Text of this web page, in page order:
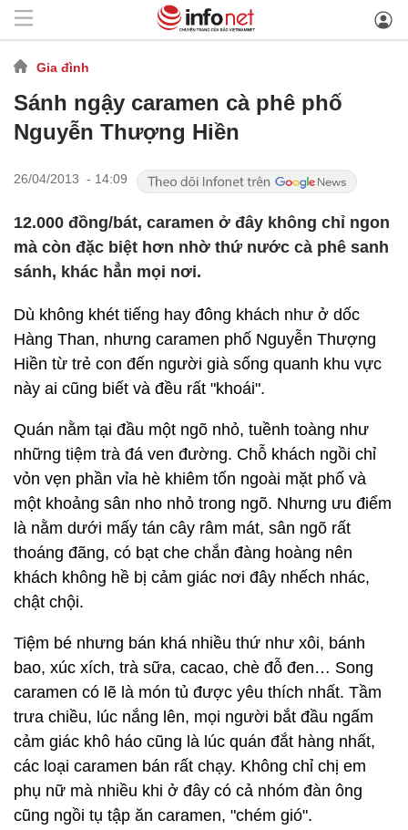
Gia đình
Sánh ngậy caramen cà phê phố
Nguyễn Thượng Hiền
26/04/2013 - 14:09
12.000 đồng/bát, caramen ở đây không chỉ ngon
mà còn đặc biệt hơn nhờ thứ nước cà phê sanh
sánh, khác hẳn mọi nơi.
Dù không khét tiếng hay đông khách như ở dốc
Hàng Than, nhưng caramen phố Nguyễn Thượng
Hiền từ trẻ con đến người già sống quanh khu vực
này ai cũng biết và đều rất "khoái".
Quán nằm tại đầu một ngõ nhỏ, tuềnh toàng như
những tiệm trà đá ven đường. Chỗ khách ngồi chỉ
vỏn vẹn phần vỉa hè khiêm tốn ngoài mặt phố và
một khoảng sân nho nhỏ trong ngõ. Nhưng ưu điểm
là nằm dưới mấy tán cây râm mát, sân ngõ rất
thoáng đãng, có bạt che chắn đàng hoàng nên
khách không hề bị cảm giác nơi đây nhếch nhác,
chật chội.
Tiệm bé nhưng bán khá nhiều thứ như xôi, bánh
bao, xúc xích, trà sữa, cacao, chè đỗ đen… Song
caramen có lẽ là món tủ được yêu thích nhất. Tầm
trưa chiều, lúc nắng lên, mọi người bắt đầu ngấm
cảm giác khô háo cũng là lúc quán đắt hàng nhất,
các loại caramen bán rất chạy. Không chỉ chị em
phụ nữ mà nhiều khi ở đây có cả nhóm đàn ông
cũng ngồi tụ tập ăn caramen, "chém gió".